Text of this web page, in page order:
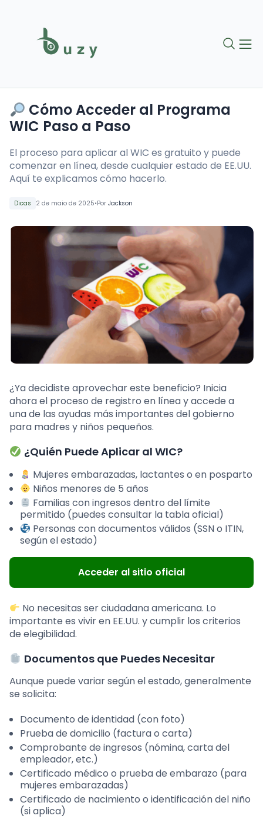
Dicas 2 de maio de 2025•Por Jackson
Cómo Acceder al Programa
WIC Paso a Paso
El proceso para aplicar al WIC es gratuito y puede
comenzar en línea, desde cualquier estado de EE.UU.
Aquí te explicamos cómo hacerlo.
¿Ya decidiste aprovechar este beneficio? Inicia
ahora el proceso de registro en línea y accede a
una de las ayudas más importantes del gobierno
para madres y niños pequeños.
¿Quién Puede Aplicar al WIC?
Mujeres embarazadas, lactantes o en posparto
Niños menores de 5 años
Familias con ingresos dentro del límite
permitido (puedes consultar la tabla oficial)
Personas con documentos válidos (SSN o ITIN,
según el estado)
Acceder al sitio oficial
No necesitas ser ciudadana americana. Lo
importante es vivir en EE.UU. y cumplir los criterios
de elegibilidad.
Documentos que Puedes Necesitar
Aunque puede variar según el estado, generalmente
se solicita:
Documento de identidad (con foto)
Prueba de domicilio (factura o carta)
Comprobante de ingresos (nómina, carta del
empleador, etc.)
Certificado médico o prueba de embarazo (para
mujeres embarazadas)
Certificado de nacimiento o identificación del niño
(si aplica)